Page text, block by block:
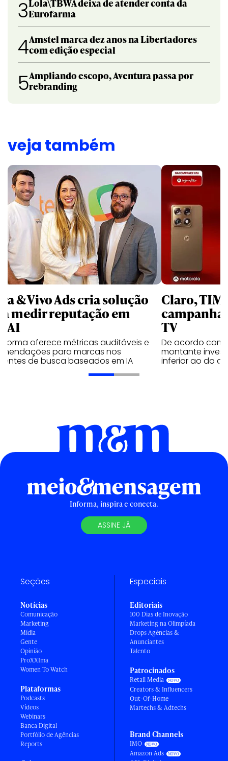
3Lola\TBWA deixa de atender conta da
Eurofarma
4Amstel marca dez anos na Libertadores
com edição especial
5Ampliando escopo, Aventura passa por
rebranding
veja também
& Vivo Ads cria solução
medir reputação em
oferece métricas auditáveis e
para marcas nos
de busca baseados em IA
Claro,
TV
De acordo com
montante
inferior ao do
Informa, inspira e conecta.
ASSINE JÁ
Seções
Notícias
Comunicação
Marketing
Mídia
Gente
Opinião
ProXXIma
Women To Watch
Plataformas
Podcasts
Vídeos
Webinars
Banca Digital
Portfólio de Agências
Reports
Especiais
Editoriais
100 Dias de Inovação
Marketing na Olimpíada
Drops Agências &
Anunciantes
Talento
Patrocinados
Retail Media
Creators & Influencers
Out-Of-Home
Martechs & Adtechs
Brand Channels
IMO
Amazon Ads